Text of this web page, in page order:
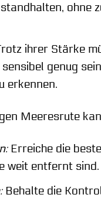
ohne
ihrer Stärke
genug
erkennen.
Meeresrute
Erreiche die
weit entfernt sind.
Behalte die